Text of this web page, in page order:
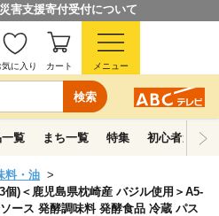
害支援寄付受付について
検索
気に入り カート メニュー
覧 まち一覧 特集 初心者ガイド
料・油
)＜鹿児島県枕崎産 バジル使用＞A5-
ース 発酵調味料 発酵食品 冷蔵 パス